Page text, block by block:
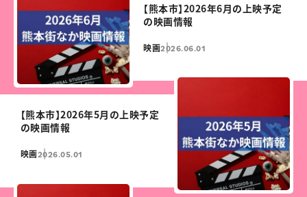
【熊本市】2026年6月の上映予定
の映画情報
映画2026.06.01
【熊本市】2026年5月の上映予定
の映画情報
映画2026.05.01